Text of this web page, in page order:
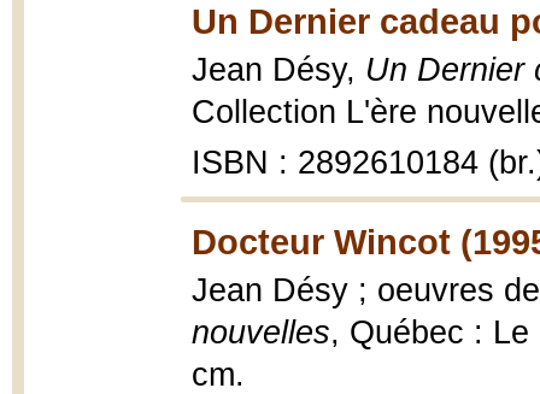
Un Dernier cadeau
Jean Désy, Un Dernier
Collection L'ère
ISBN : 2892610184
Docteur Wincot
Jean Désy ; oeuvres
nouvelles, Québec :
cm.